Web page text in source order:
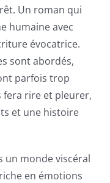
Un roman qui
humaine avec
évocatrice.
sont abordés,
parfois trop
fera rire et pleurer,
et une histoire
un monde viscéral
en émotions